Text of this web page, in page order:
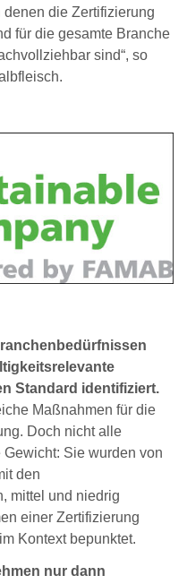
die Zertifizierung
für die gesamte Branche
sind“, so
Standard identifiziert.
Maßnahmen für die
Doch nicht alle
Sie wurden von
den
mittel und niedrig
einer Zertifizierung
Kontext bepunktet.
nur dann